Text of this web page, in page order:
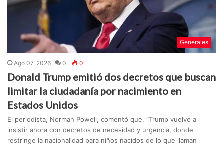
Generales
Ago 07, 2026 0 0
Donald Trump emitió dos decretos que buscan
limitar la ciudadanía por nacimiento en
Estados Unidos
El periodista, Norman Powell, comentó que, “Trump vuelve a
insistir ahora con decretos de necesidad y urgencia, donde
restringe la nacionalidad para niños nacidos de lo que llaman